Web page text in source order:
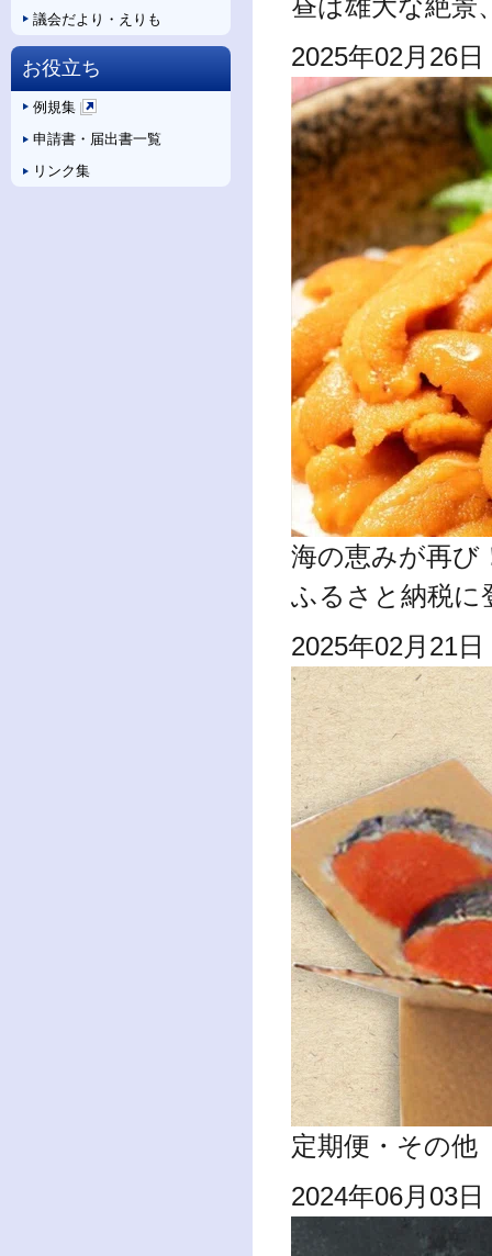
2025年02月26日
海の恵みが再び
ふるさと納税に
2025年02月21日
定期便・その他
2024年06月03日
議会だより・えりも
お役立ち
例規集
新
規
ペ
申請書・届出書一覧
リンク集